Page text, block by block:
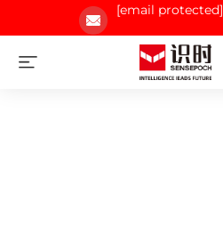
[email protected]